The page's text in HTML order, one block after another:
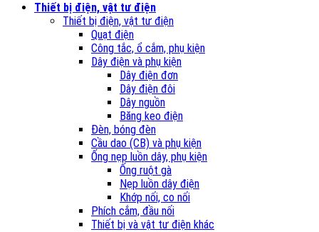
Thiết bị điện, vật tư điện
Thiết bị điện, vật tư điện
Quạt điện
Công tắc, ổ cắm, phụ kiện
Dây điện và phụ kiện
Dây điện đơn
Dây điện đôi
Dây nguồn
Băng keo điện
Đèn, bóng đèn
Cầu dao (CB) và phụ kiện
Ống nẹp luồn dây, phụ kiện
Ống ruột gà
Nẹp luồn dây điện
Khớp nối, co nối
Phích cắm, đầu nối
Thiết bị và vật tư điện khác